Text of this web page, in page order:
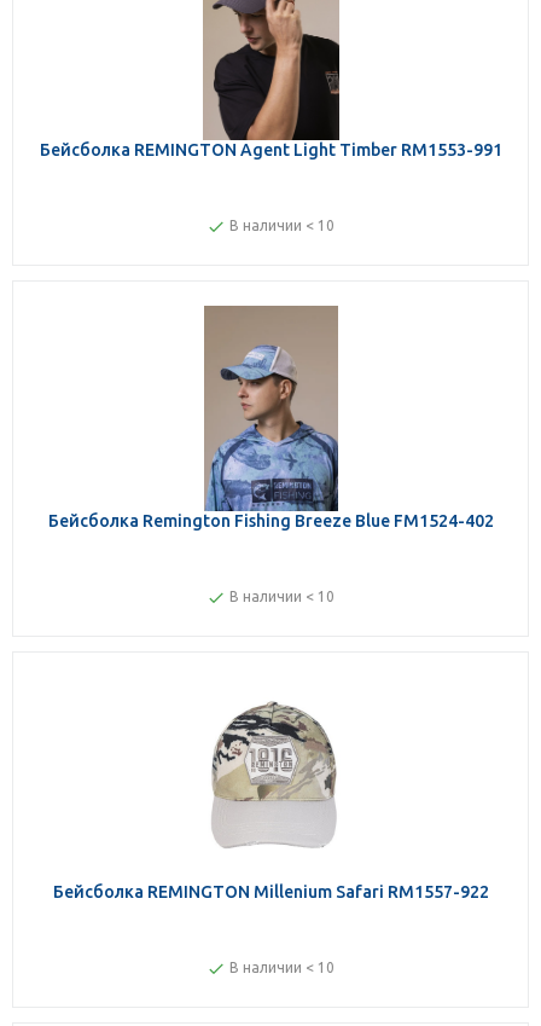
Бейсболка REMINGTON Agent Light Timber RM1553-991
В наличии < 10
Бейсболка Remington Fishing Вreeze Вlue FM1524-402
В наличии < 10
Бейсболка REMINGTON Millenium Safari RM1557-922
В наличии < 10